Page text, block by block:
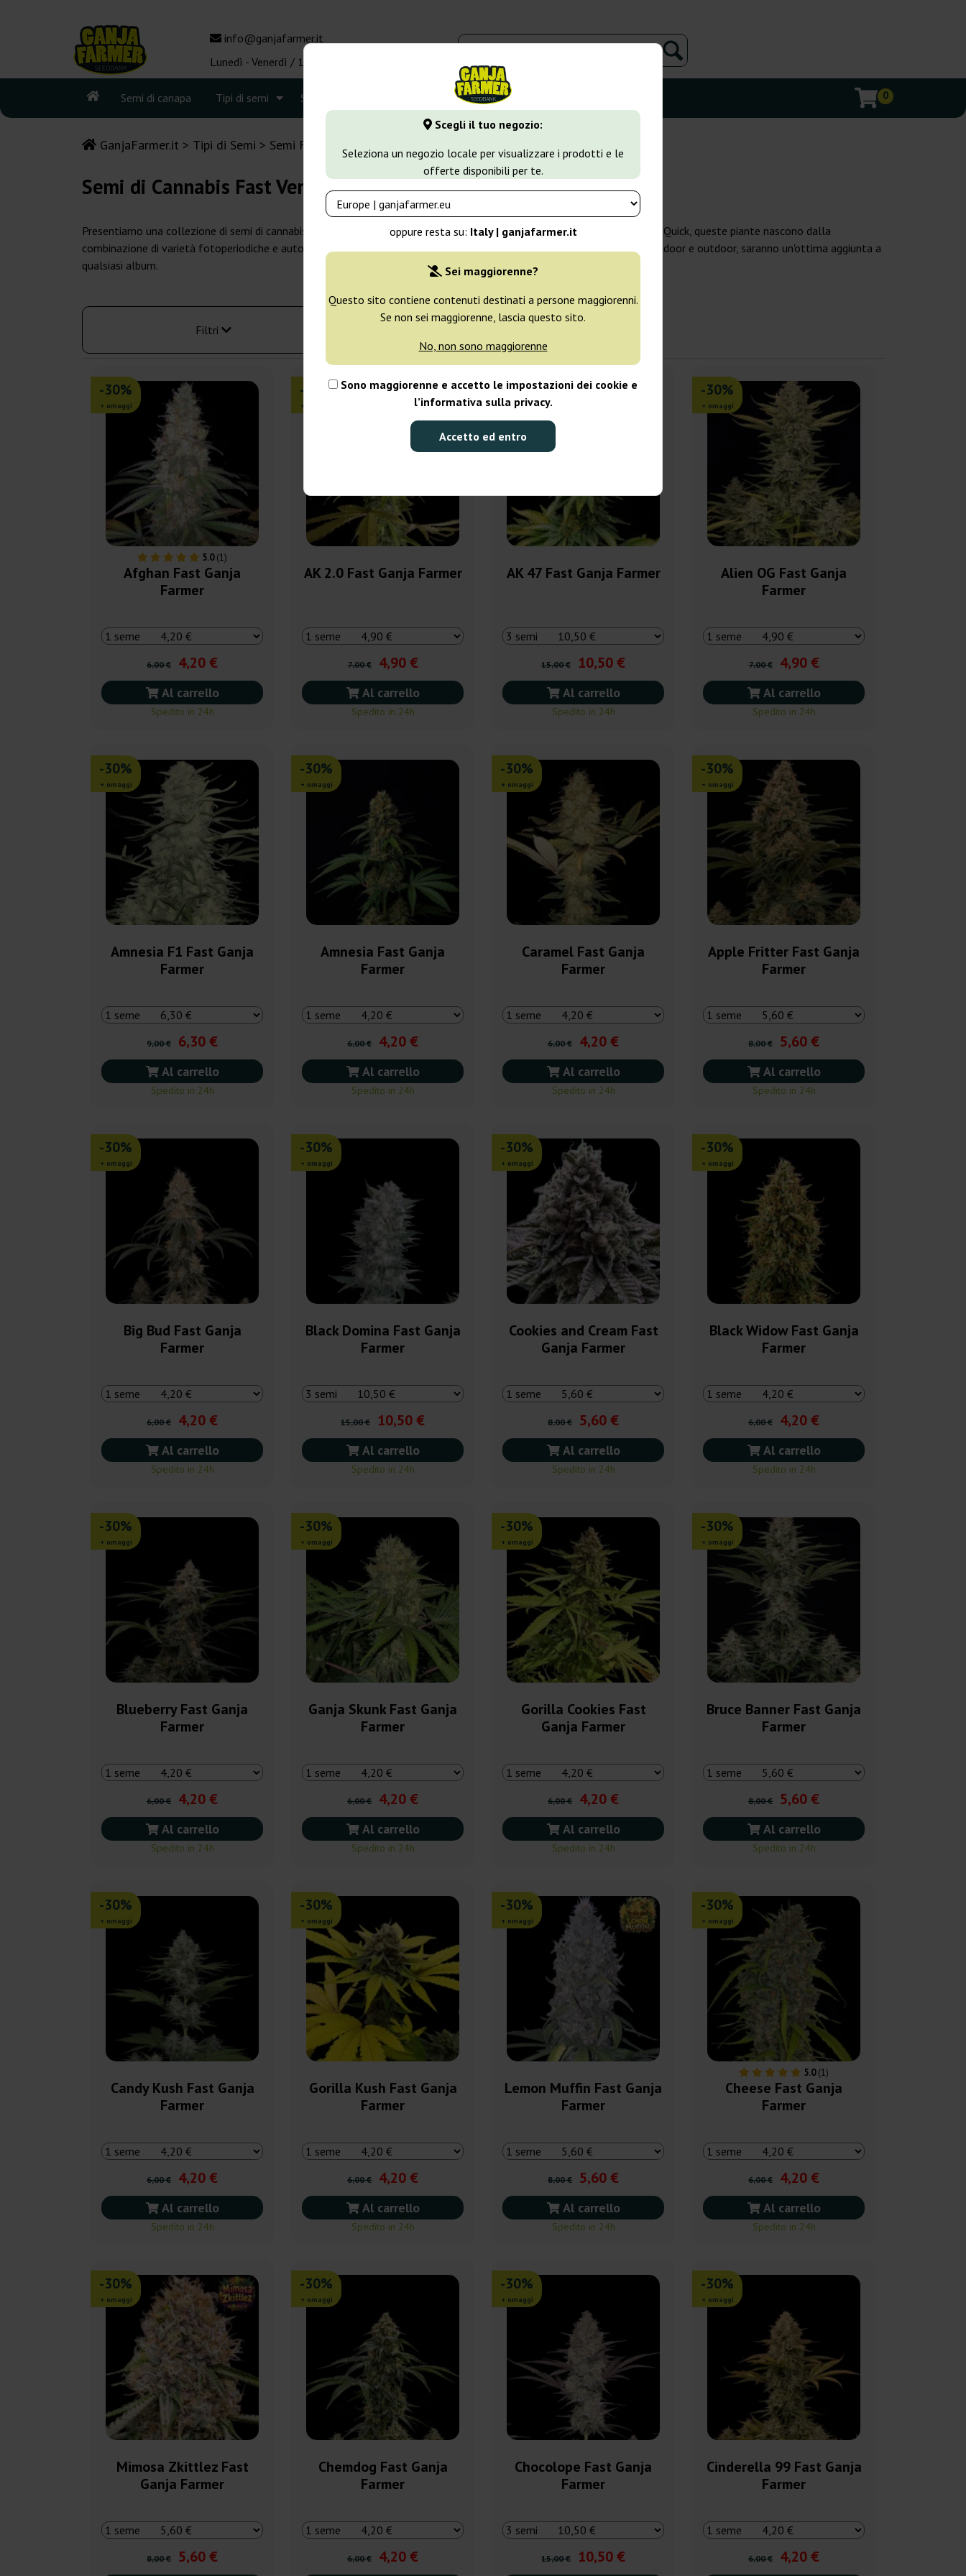
Scegli il tuo negozio:
Seleziona un negozio locale per visualizzare i prodotti e le
offerte disponibili per te.
oppure resta su: Italy | ganjafarmer.it
Sei maggiorenne?
Questo sito contiene contenuti destinati a persone maggiorenni.
Se non sei maggiorenne, lascia questo sito.
No, non sono maggiorenne
Sono maggiorenne e accetto le impostazioni dei cookie e
l’informativa sulla privacy.
Accetto ed entro
info@ganjafarmer.it
Lunedì - Venerdì / 10:00 - 16:00
Semi di canapa Tipi di semi Seedbank Tipi di marijuana Altro 0
GanjaFarmer.it Tipi di Semi Semi Fast Version
Semi di Cannabis Fast Version
Presentiamo una collezione di semi di cannabis semi-automatici. Conosciuti sotto molti nomi, come Fast Version, Fast o Quick, queste piante nascono dalla
combinazione di varietà fotoperiodiche e autofiorenti. Alto valore collezionistico. Apprezzati dai collezionisti di varietà indoor e outdoor, saranno un'ottima aggiunta a
qualsiasi album.
Filtri
5.0(1)
-30%
+ omaggi
Afghan Fast Ganja
Farmer
6,00 € 4,20 €
Al carrello
Spedito in 24h
-30%
+ omaggi
AK 2.0 Fast Ganja Farmer
7,00 € 4,90 €
Al carrello
Spedito in 24h
-30%
+ omaggi
AK 47 Fast Ganja Farmer
15,00 € 10,50 €
Al carrello
Spedito in 24h
-30%
+ omaggi
Alien OG Fast Ganja
Farmer
7,00 € 4,90 €
Al carrello
Spedito in 24h
-30%
+ omaggi
Amnesia F1 Fast Ganja
Farmer
9,00 € 6,30 €
Al carrello
Spedito in 24h
-30%
+ omaggi
Amnesia Fast Ganja
Farmer
6,00 € 4,20 €
Al carrello
Spedito in 24h
-30%
+ omaggi
Caramel Fast Ganja
Farmer
6,00 € 4,20 €
Al carrello
Spedito in 24h
-30%
+ omaggi
Apple Fritter Fast Ganja
Farmer
8,00 € 5,60 €
Al carrello
Spedito in 24h
-30%
+ omaggi
Big Bud Fast Ganja
Farmer
6,00 € 4,20 €
Al carrello
Spedito in 24h
-30%
+ omaggi
Black Domina Fast Ganja
Farmer
15,00 € 10,50 €
Al carrello
Spedito in 24h
-30%
+ omaggi
Cookies and Cream Fast
Ganja Farmer
8,00 € 5,60 €
Al carrello
Spedito in 24h
-30%
+ omaggi
Black Widow Fast Ganja
Farmer
6,00 € 4,20 €
Al carrello
Spedito in 24h
-30%
+ omaggi
Blueberry Fast Ganja
Farmer
6,00 € 4,20 €
Al carrello
Spedito in 24h
-30%
+ omaggi
Ganja Skunk Fast Ganja
Farmer
6,00 € 4,20 €
Al carrello
Spedito in 24h
-30%
+ omaggi
Gorilla Cookies Fast
Ganja Farmer
6,00 € 4,20 €
Al carrello
Spedito in 24h
-30%
+ omaggi
Bruce Banner Fast Ganja
Farmer
8,00 € 5,60 €
Al carrello
Spedito in 24h
-30%
+ omaggi
Candy Kush Fast Ganja
Farmer
6,00 € 4,20 €
Al carrello
Spedito in 24h
-30%
+ omaggi
Gorilla Kush Fast Ganja
Farmer
6,00 € 4,20 €
Al carrello
Spedito in 24h
-30%
+ omaggi
Lemon Muffin Fast Ganja
Farmer
8,00 € 5,60 €
Al carrello
Spedito in 24h
5.0(1)
-30%
+ omaggi
Cheese Fast Ganja
Farmer
6,00 € 4,20 €
Al carrello
Spedito in 24h
-30%
+ omaggi
Mimosa Zkittlez Fast
Ganja Farmer
8,00 € 5,60 €
-30%
+ omaggi
Chemdog Fast Ganja
Farmer
6,00 € 4,20 €
-30%
+ omaggi
Chocolope Fast Ganja
Farmer
15,00 € 10,50 €
-30%
+ omaggi
Cinderella 99 Fast Ganja
Farmer
6,00 € 4,20 €